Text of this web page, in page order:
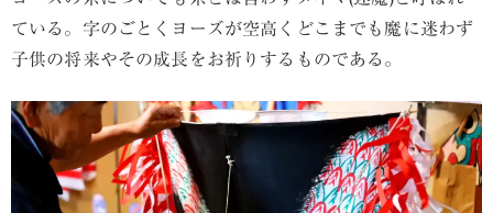
ている。字のごとくヨーズが空高くどこまでも魔に迷わず
子供の将来やその成長をお祈りするものである。